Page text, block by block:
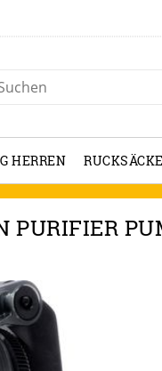
HERREN RUCKSÄCKE
PURIFIER